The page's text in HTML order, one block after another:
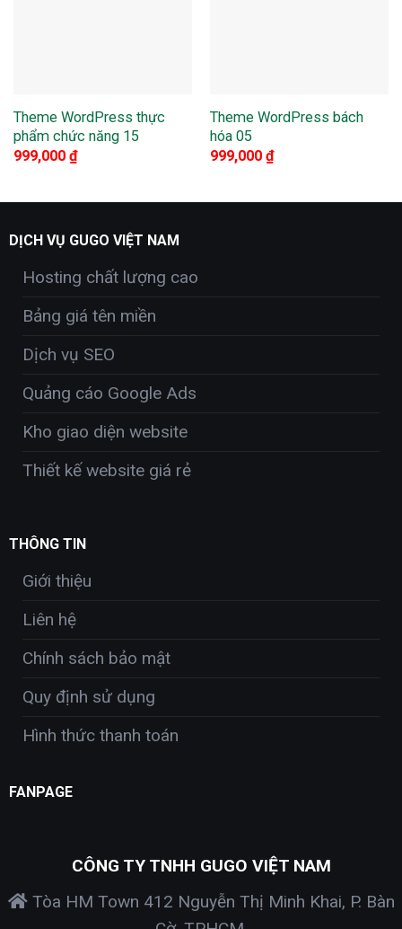
Theme WordPress thực
phẩm chức năng 15
999,000 ₫
Theme WordPress bách
hóa 05
999,000 ₫
DỊCH VỤ GUGO VIỆT NAM
Hosting chất lượng cao
Bảng giá tên miền
Dịch vụ SEO
Quảng cáo Google Ads
Kho giao diện website
Thiết kế website giá rẻ
THÔNG TIN
Giới thiệu
Liên hệ
Chính sách bảo mật
Quy định sử dụng
Hình thức thanh toán
FANPAGE
CÔNG TY TNHH GUGO VIỆT NAM
Tòa HM Town 412 Nguyễn Thị Minh Khai, P. Bàn